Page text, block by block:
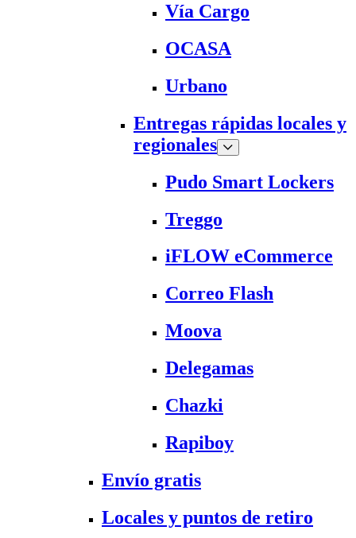
Vía Cargo
OCASA
Urbano
Entregas rápidas locales y
regionales
Pudo Smart Lockers
Treggo
iFLOW eCommerce
Correo Flash
Moova
Delegamas
Chazki
Rapiboy
Envío gratis
Locales y puntos de retiro